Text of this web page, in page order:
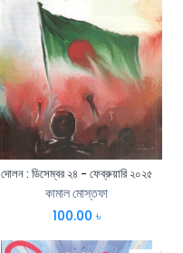
দোলন : ডিসেম্বর ২৪ - ফেব্রুয়ারি ২০২৫
কামাল মোস্তফা
100.00 ৳